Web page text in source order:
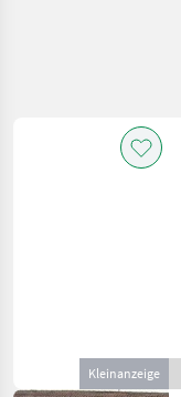
Kleinanzeige